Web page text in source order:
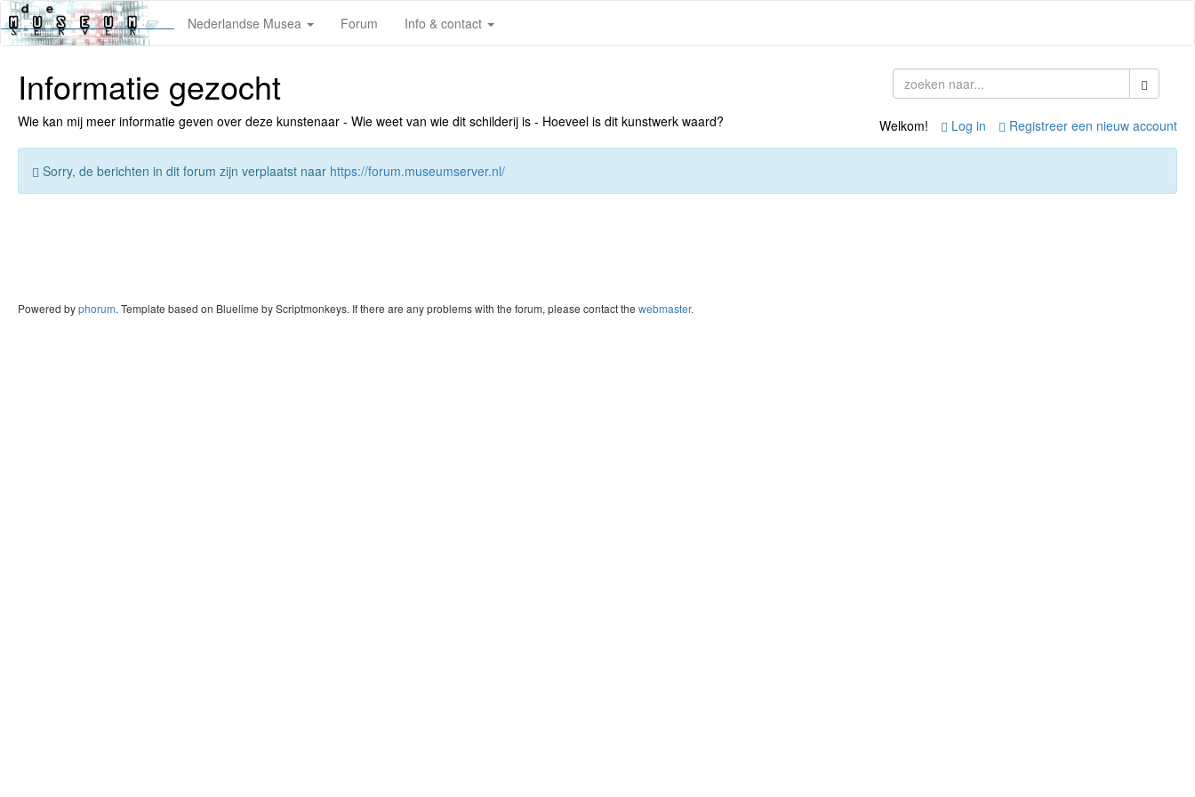
Nederlandse Musea Forum Info & contact
Welkom! Log in Registreer een nieuw account
Informatie gezocht
Wie kan mij meer informatie geven over deze kunstenaar - Wie weet van wie dit schilderij is - Hoeveel is dit kunstwerk waard?
Sorry, de berichten in dit forum zijn verplaatst naar https://forum.museumserver.nl/
Powered byphorum. Template based on Bluelime by Scriptmonkeys. If there are any problems with the forum, please contact the webmaster.